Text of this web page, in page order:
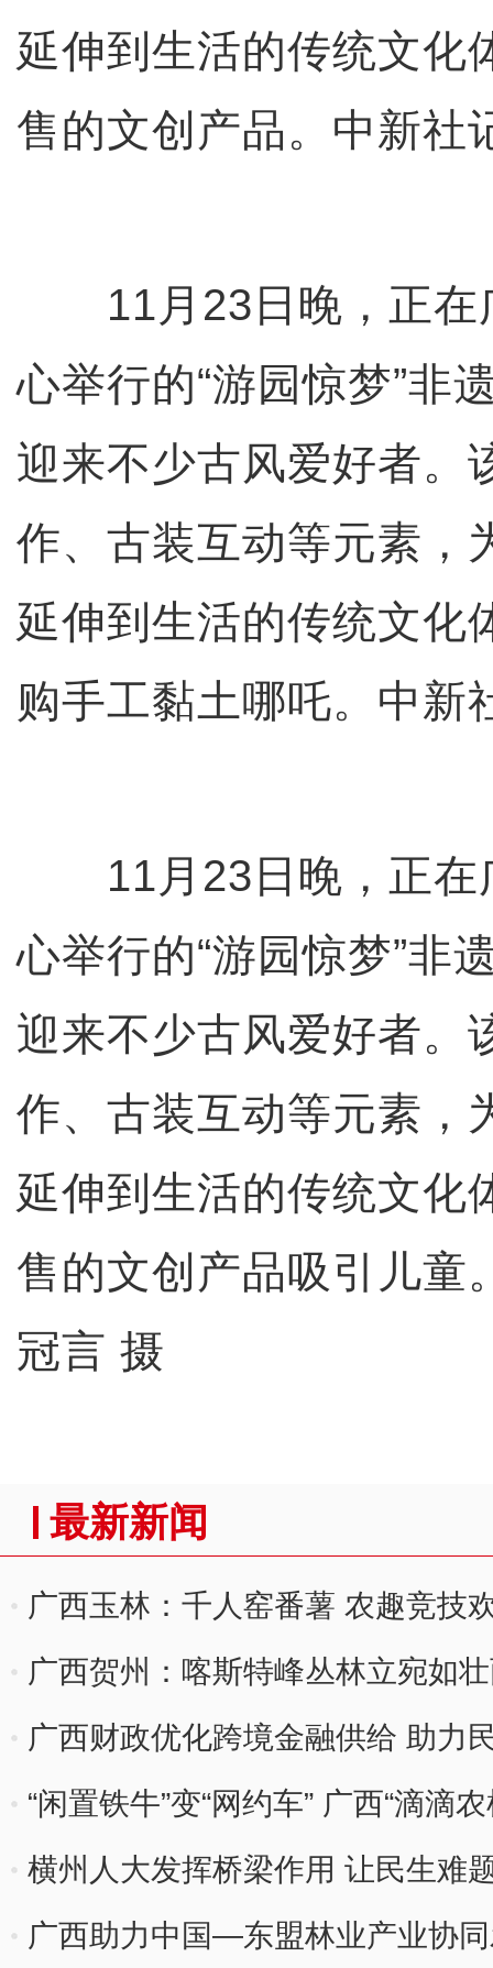
延伸到生活的传统文化
售的文创产品。中新社
11月23日晚，正在
心举行的“游园惊梦”非
迎来不少古风爱好者。
作、古装互动等元素，
延伸到生活的传统文化
购手工黏土哪吒。中新
11月23日晚，正在
心举行的“游园惊梦”非
迎来不少古风爱好者。
作、古装互动等元素，
延伸到生活的传统文化
售的文创产品吸引儿童
冠言 摄
最新新闻
广西玉林：千人窑番薯 农趣竞技
广西贺州：喀斯特峰丛林立宛如
广西财政优化跨境金融供给 助力
“闲置铁牛”变“网约车” 广西“滴滴
横州人大发挥桥梁作用 让民生难
广西助力中国—东盟林业产业协